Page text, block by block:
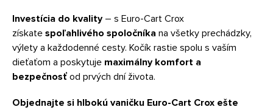
Investícia do kvality – s Euro-Cart Crox
získate spoľahlivého spoločníka na všetky prechádzky,
výlety a každodenné cesty. Kočík rastie spolu s vaším
dieťaťom a poskytuje maximálny komfort a
bezpečnosť od prvých dní života.
Objednajte si hlbokú vaničku Euro-Cart Crox ešte